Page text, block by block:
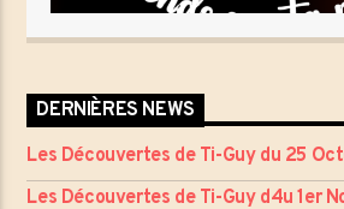
DERNIÈRES NEWS
Les Découvertes de Ti-Guy du 25
Les Découvertes de Ti-Guy d4u 1er